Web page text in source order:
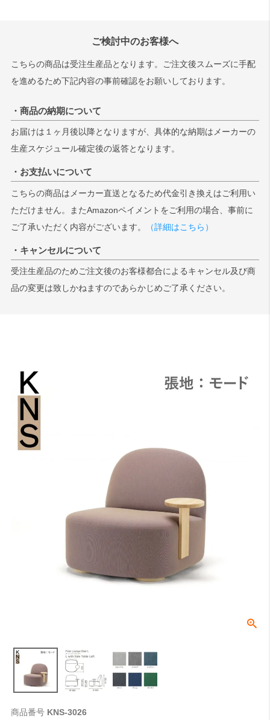
ご検討中のお客様へ
こちらの商品は受注生産品となります。ご注文後スムーズに手配
を進めるため下記内容の事前確認をお願いしております。
・商品の納期について
お届けは１ヶ月後以降となりますが、具体的な納期はメーカーの
生産スケジュール確定後の返答となります。
・お支払いについて
こちらの商品はメーカー直送となるため代金引き換えはご利用い
ただけません。またAmazonペイメントをご利用の場合、事前に
ご了承いただく内容がございます。
（詳細はこちら）
・キャンセルについて
受注生産品のためご注文後のお客様都合によるキャンセル及び商
品の変更は致しかねますのであらかじめご了承ください。
商品番号 KNS-3026